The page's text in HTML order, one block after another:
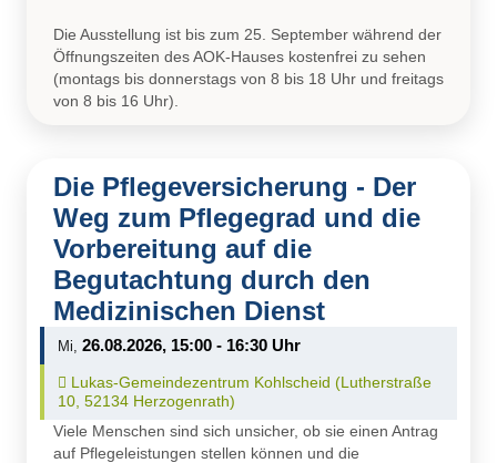
Die Ausstellung ist bis zum 25. September während der
Öffnungszeiten des AOK-Hauses kostenfrei zu sehen
(montags bis donnerstags von 8 bis 18 Uhr und freitags
von 8 bis 16 Uhr).
Die Pflegeversicherung - Der
Weg zum Pflegegrad und die
Vorbereitung auf die
Begutachtung durch den
Medizinischen Dienst
Mi, 26.08.2026, 15:00 - 16:30 Uhr
Ort auf Karte öffnen:
Lukas-Gemeindezentrum Kohlscheid (Lutherstraße
10, 52134 Herzogenrath)
Viele Menschen sind sich unsicher, ob sie einen Antrag
auf Pflegeleistungen stellen können und die